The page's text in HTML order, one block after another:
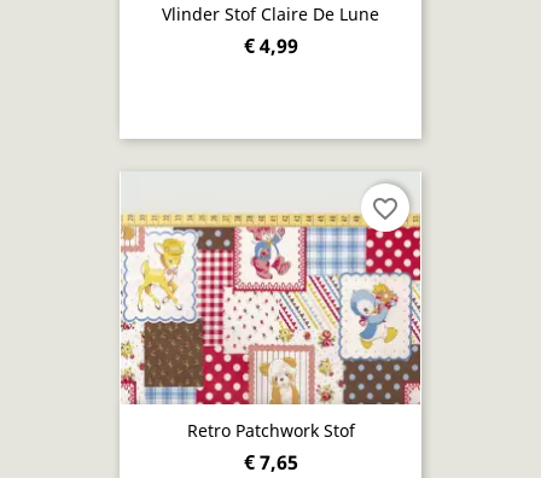
Vlinder Stof Claire De Lune
€ 4,99
Retro Patchwork Stof
€ 7,65
favorite_border